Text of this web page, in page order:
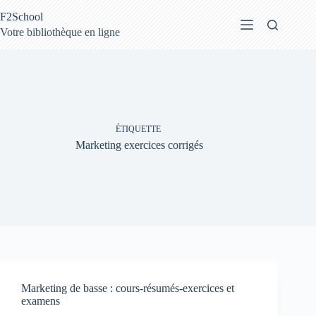
au
contenu
F2School
Votre bibliothèque en ligne
ÉTIQUETTE
Marketing exercices corrigés
Marketing de basse : cours-résumés-exercices et
examens